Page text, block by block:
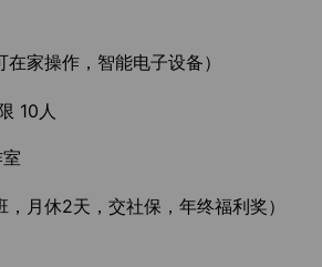
家操作，智能电子设备）
10人
月休2天，交社保，年终福利奖）